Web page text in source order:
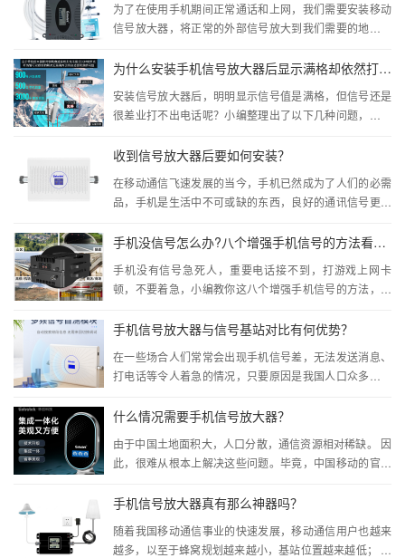
为了在使用手机期间正常通话和上网，我们需要安装移动
信号放大器，将正常的外部信号放大到我们需要的地方，
发展，城市的高层...
为什么安装手机信号放大器后显示满格却依然打不通电话？
安装信号放大器后，明明显示信号值是满格，但信号还是
很差业打不出电话呢？小编整理出了以下几种问题，安装
间隔且隔墙5米以上，距...
收到信号放大器后要如何安装？
在移动通信飞速发展的当今，手机已然成为了人们的必需
品，手机是生活中不可或缺的东西，良好的通讯信号更是
狂，比如信号变差，重要...
手机没信号怎么办?八个增强手机信号的方法看过来！
手机没有信号急死人，重要电话接不到，打游戏上网卡
顿，不要着急，小编教你这八个增强手机信号的方法，马
号管家）检查所在地区的信号...
手机信号放大器与信号基站对比有何优势？
在一些场合人们常常会出现手机信号差，无法发送消息、
打电话等令人着急的情况，只要原因是我国人口众多，信
决了一系列信号差问题...
什么情况需要手机信号放大器？
由于中国土地面积大，人口分散，通信资源相对稀缺。 因
此，很难从根本上解决这些问题。毕竟，中国移动的官方
号放大器已经成为一种...
手机信号放大器真有那么神器吗？
随着我国移动通信事业的快速发展，移动通信用户也越来
越多，以至于蜂窝规划越来越小，基站位置越来越低； 另